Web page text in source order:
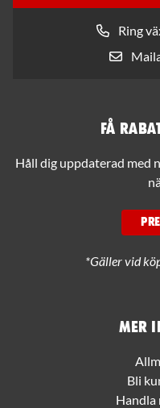
Ring
Mer
Bli
Handla
Få
Håll dig uppdaterad med
*Gäller vid